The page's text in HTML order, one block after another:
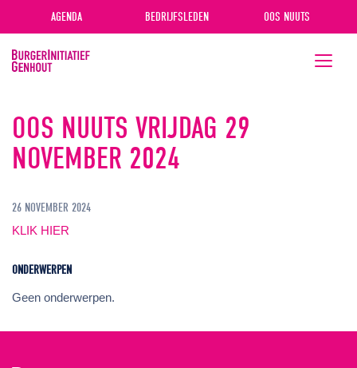
AGENDA BEDRIJFSLEDEN OOS NUUTS
Toggle
OOS NUUTS VRIJDAG 29
NOVEMBER 2024
26 NOVEMBER 2024
KLIK HIER
ONDERWERPEN
Geen onderwerpen.